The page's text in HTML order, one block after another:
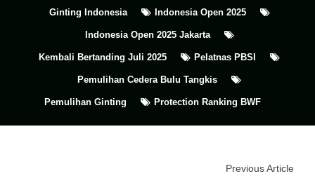
Ginting Indonesia Indonesia Open 2025
Indonesia Open 2025 Jakarta
Kembali Bertanding Juli 2025 Pelatnas PBSI
Pemulihan Cedera Bulu Tangkis
Pemulihan Ginting Protection Ranking BWF
Previous Article